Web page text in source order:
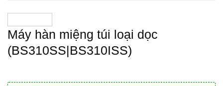
Máy hàn miệng túi loại dọc
(BS310SS|BS310ISS)